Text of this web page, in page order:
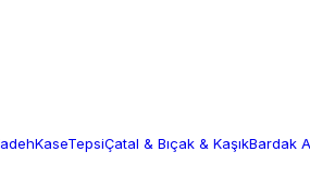
KaseTepsiÇatal & Bıçak & KaşıkBardak